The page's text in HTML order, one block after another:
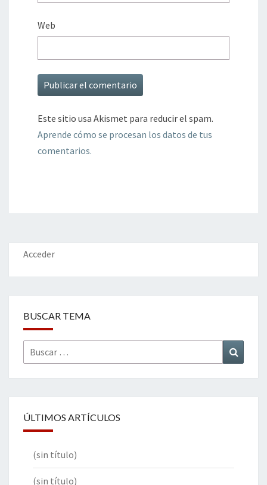
Web
Este sitio usa Akismet para reducir el spam.
Aprende cómo se procesan los datos de tus
comentarios.
Acceder
BUSCAR TEMA
Buscar
por:
ÚLTIMOS ARTÍCULOS
(sin título)
(sin título)